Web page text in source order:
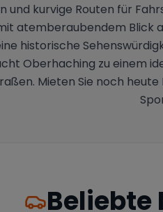
kurvige Routen für
atemberaubendem Blick
historische
Oberhaching zu einem
Mieten Sie noch
Beliebte